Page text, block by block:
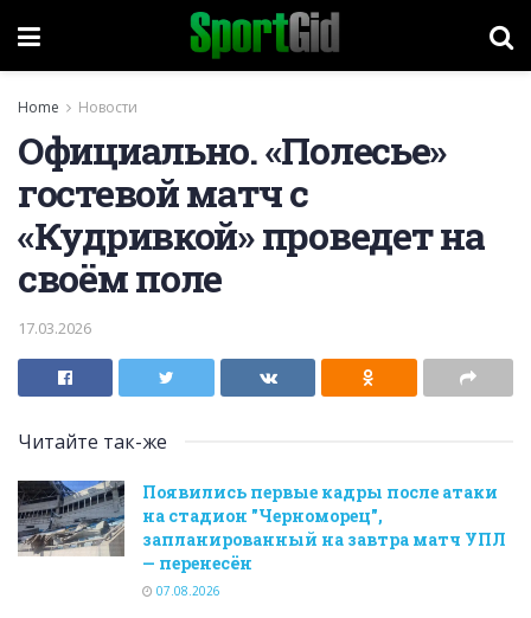
Home Новости
Официально. «Полесье»
гостевой матч с
«Кудривкой» проведет на
своём поле
17.03.2026
Читайте так-же
Появились первые кадры после атаки
на стадион "Черноморец",
запланированный на завтра матч УПЛ
— перенесён
07.08.2026